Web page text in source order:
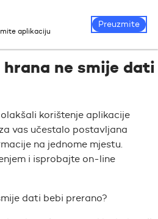
ne smije dati
korištenje aplikacije
vas učestalo postavljana
na jednome mjestu.
i isprobajte on-line
dati bebi prerano?
aplikaciju
Preuzmite